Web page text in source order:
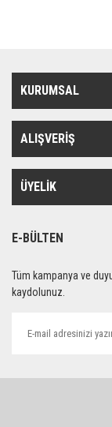
KURUMSAL
ALIŞVERİŞ
ÜYELİK
E-BÜLTEN
Tüm kampanya ve
kaydolunuz.